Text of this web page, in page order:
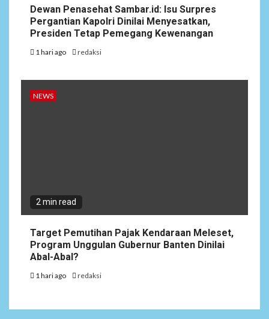
Dewan Penasehat Sambar.id: Isu Surpres
Pergantian Kapolri Dinilai Menyesatkan,
Presiden Tetap Pemegang Kewenangan
1 hari ago redaksi
NEWS
2 min read
Target Pemutihan Pajak Kendaraan Meleset,
Program Unggulan Gubernur Banten Dinilai
Abal-Abal?
1 hari ago redaksi